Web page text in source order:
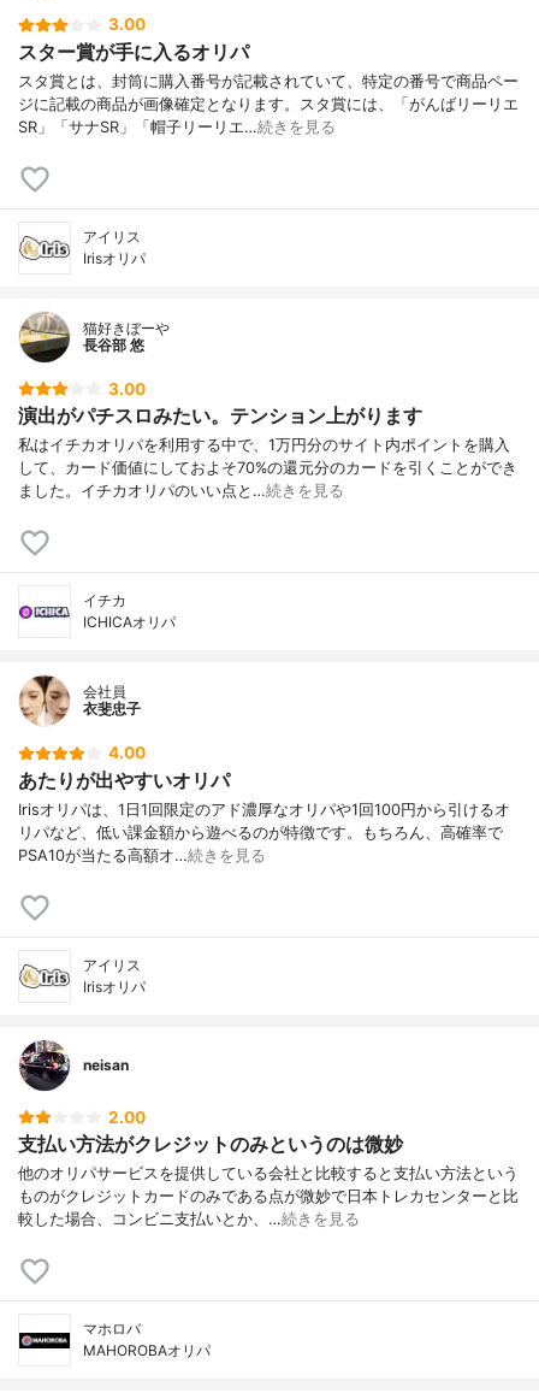
3.00
スター賞が手に入るオリパ
スタ賞とは、封筒に購入番号が記載されていて、特定の番号で商品ペー
ジに記載の商品が画像確定となります。スタ賞には、「がんばリーリエ
SR」「サナSR」「帽子リーリエ…続きを見る
アイリス
Irisオリパ
猫好きぼーや
長谷部 悠
3.00
演出がパチスロみたい。テンション上がります
私はイチカオリパを利用する中で、1万円分のサイト内ポイントを購入
して、カード価値にしておよそ70%の還元分のカードを引くことができ
ました。イチカオリパのいい点と…続きを見る
イチカ
ICHICAオリパ
会社員
衣斐忠子
4.00
あたりが出やすいオリパ
Irisオリパは、1日1回限定のアド濃厚なオリパや1回100円から引けるオ
リパなど、低い課金額から遊べるのが特徴です。もちろん、高確率で
PSA10が当たる高額オ…続きを見る
アイリス
Irisオリパ
neisan
2.00
支払い方法がクレジットのみというのは微妙
他のオリパサービスを提供している会社と比較すると支払い方法という
ものがクレジットカードのみである点が微妙で日本トレカセンターと比
較した場合、コンビニ支払いとか、…続きを見る
マホロバ
MAHOROBAオリパ